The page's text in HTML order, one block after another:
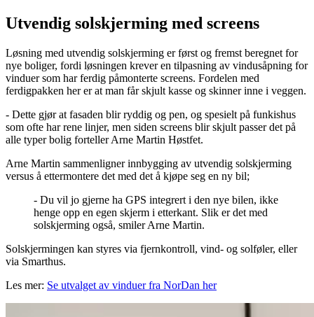
Utvendig solskjerming med screens
Løsning med utvendig solskjerming er først og fremst beregnet for
nye boliger, fordi løsningen krever en tilpasning av vindusåpning for
vinduer som har ferdig påmonterte screens. Fordelen med
ferdigpakken her er at man får skjult kasse og skinner inne i veggen.
- Dette gjør at fasaden blir ryddig og pen, og spesielt på funkishus
som ofte har rene linjer, men siden screens blir skjult passer det på
alle typer bolig forteller Arne Martin Høstfet.
Arne Martin sammenligner innbygging av utvendig solskjerming
versus å ettermontere det med det å kjøpe seg en ny bil;
- Du vil jo gjerne ha GPS integrert i den nye bilen, ikke
henge opp en egen skjerm i etterkant. Slik er det med
solskjerming også, smiler Arne Martin.
Solskjermingen kan styres via fjernkontroll, vind- og solføler, eller
via Smarthus.
Les mer: Se utvalget av vinduer fra NorDan her